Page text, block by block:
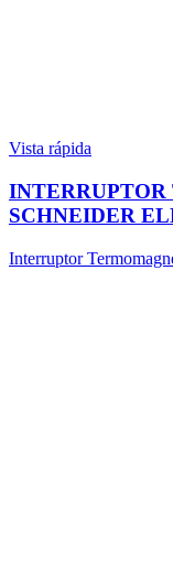
Vista rápida
SCHNEIDER
Interruptor